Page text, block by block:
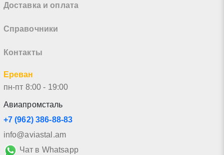
Доставка и оплата
Справочники
Контакты
Ереван
пн-пт 8:00 - 19:00
Авиапромсталь
+7 (962) 386-88-83
info@aviastal.am
Чат в Whatsapp